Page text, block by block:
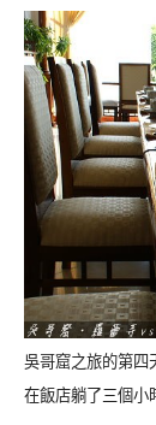
吳哥窟之旅的第四
在飯店躺了三個小